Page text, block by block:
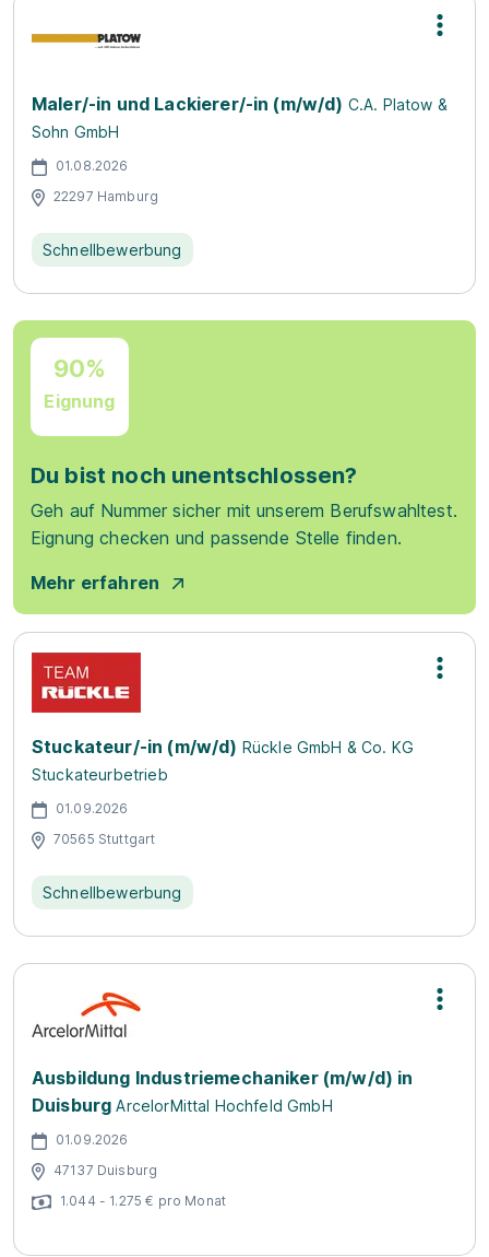
Maler/-in und Lackierer/-in (m/w/d) C.A. Platow &
Sohn GmbH
01.08.2026
22297 Hamburg
Schnellbewerbung
90%
Eignung
Du bist noch unentschlossen?
Geh auf Nummer sicher mit unserem Berufswahltest.
Eignung checken und passende Stelle finden.
Mehr erfahren
Stuckateur/-in (m/w/d) Rückle GmbH & Co. KG
Stuckateurbetrieb
01.09.2026
70565 Stuttgart
Schnellbewerbung
Ausbildung Industriemechaniker (m/w/d) in
Duisburg ArcelorMittal Hochfeld GmbH
01.09.2026
47137 Duisburg
1.044 - 1.275 € pro Monat